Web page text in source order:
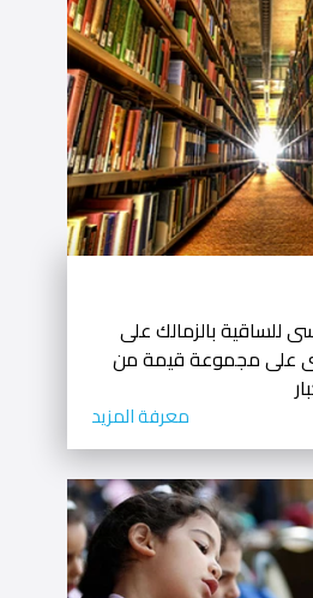
للساقية بالزمالك على
على مجموعة قيمة من
معرفة المزيد